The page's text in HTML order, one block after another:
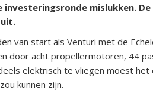
investeringsronde mislukken.
van start als Venturi met de
door acht propellermotoren, 44
elektrisch te vliegen moest
kunnen zijn.